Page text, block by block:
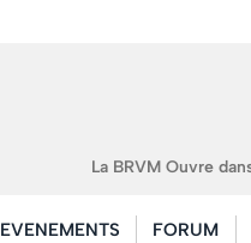
La BRVM Ouvre
EVENEMENTS FORUM